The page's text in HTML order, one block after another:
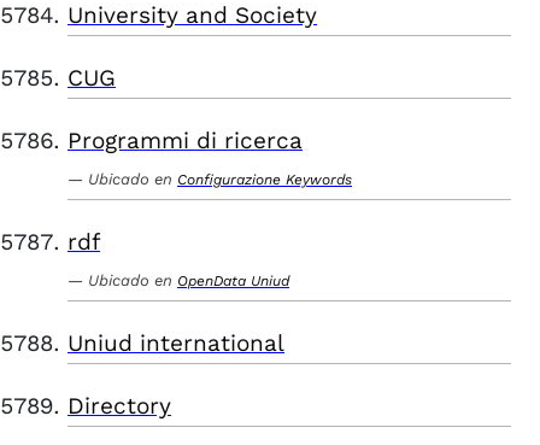
University and Society
CUG
Programmi di ricerca
Ubicado en Configurazione Keywords
rdf
Ubicado en OpenData Uniud
Uniud international
Directory